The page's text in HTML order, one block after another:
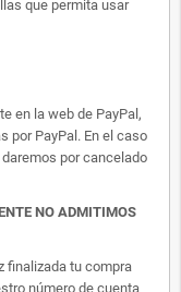
que permita usar
en la web de PayPal,
por PayPal. En el caso
por cancelado
NO ADMITIMOS
finalizada tu compra
número de cuenta